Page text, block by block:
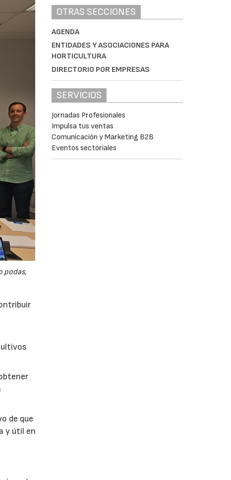
podas,
de que
y útil en
OTRAS SECCIONES
AGENDA
ENTIDADES Y ASOCIACIONES PARA
HORTICULTURA
DIRECTORIO POR EMPRESAS
SERVICIOS
Jornadas Profesionales
Impulsa tus ventas
Comunicación y Marketing B2B
Eventos sectoriales